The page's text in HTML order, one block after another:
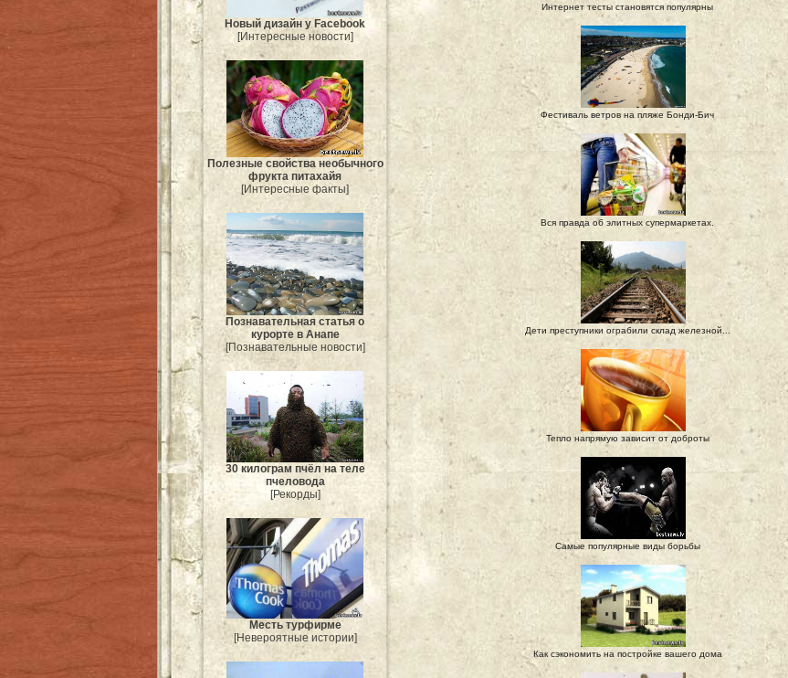
Новый дизайн у Facebook
[Интересные новости]
Полезные свойства необычного
фрукта питахайя
[Интересные факты]
Познавательная статья о
курорте в Анапе
[Познавательные новости]
30 килограм пчёл на теле
пчеловода
[Рекорды]
Месть турфирме
[Невероятные истории]
Интернет тесты становятся популярны
Фестиваль ветров на пляже Бонди-Бич
Вся правда об элитных супермаркетах.
Дети преступники ограбили склад железной...
Тепло напрямую зависит от доброты
Самые популярные виды борьбы
Как сэкономить на постройке вашего дома